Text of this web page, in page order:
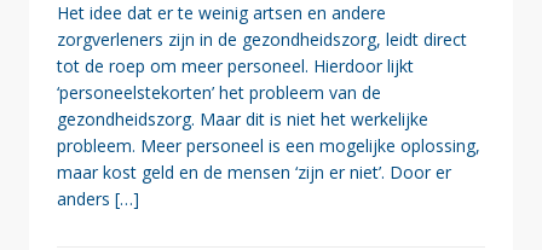
Het idee dat er te weinig artsen en andere
zorgverleners zijn in de gezondheidszorg, leidt direct
tot de roep om meer personeel. Hierdoor lijkt
‘personeelstekorten’ het probleem van de
gezondheidszorg. Maar dit is niet het werkelijke
probleem. Meer personeel is een mogelijke oplossing,
maar kost geld en de mensen ‘zijn er niet’. Door er
anders […]